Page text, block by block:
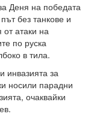
Деня на победата
без танкове и
атаки на
по руска
в тила.
инвазията за
носили парадни
очаквайки